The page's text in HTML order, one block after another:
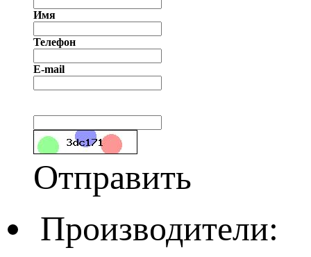
Имя
Телефон
E-mail
Отправить
Производители: